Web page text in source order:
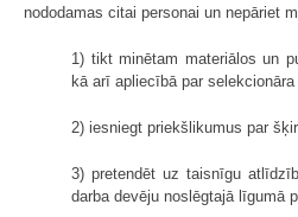
nododamas citai personai un nepāriet
1) tikt minētam materiālos un
kā arī apliecībā par
2) iesniegt priekšlikumus par
3) pretendēt uz taisnīgu
darba devēju noslēgtajā līgumā